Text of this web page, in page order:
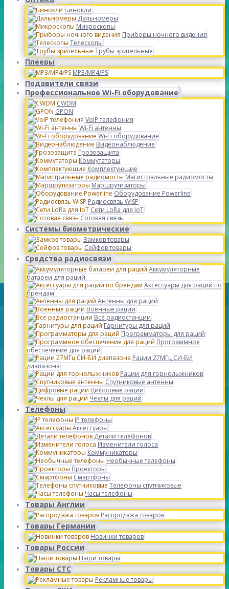
Бинокли
Дальномеры
Микроскопы
Приборы ночного видения
Телескопы
Трубы зрительные
Плееры
MP3/MP4/PS
Подавители связи
Профессиональное Wi-Fi оборудование
CWDM
GPON
VoIP телефония
Wi-Fi антенны
Wi-Fi оборудование
Видеонаблюдение
Грозозащита
Коммутаторы
Комплектующие
Магистральные радиомосты
Маршрутизаторы
Оборудование Powerline
Радиосвязь WISP
Сети LoRa для IoT
Сотовая связь
Системы биометрические
Замков товары
Сейфов товары
Средства радиосвязи
Аккумуляторные
батареи для раций
Аксессуары для раций по
брендам
Антенны для раций
Военные рации
Все радиостанции
Гарнитуры для раций
Программаторы для раций
Программное
обеспечение для раций
Рации 27МГц СИ-БИ
диапазона
Рации для горнолыжников
Спутниковые антенны
Цифровые рации
Чехлы для раций
Телефоны
IP телефоны
Аксессуары
Детали телефонов
Изменители голоса
Коммуникаторы
Необычные телефоны
Проекторы
Смартфоны
Телефоны спутниковые
Часы телефоны
Товары Англии
Распродажа товаров
Товары Германии
Новинки товаров
Товары России
Наши товары
Товары СТС
Рекламные товары